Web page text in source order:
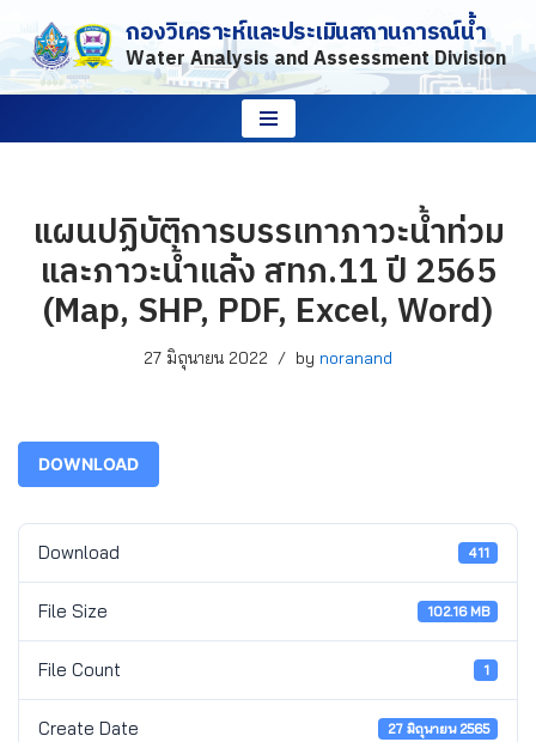
Skip
to
กองวิเคราะห์และประเมินสถานการณ์น้ำ
Water Analysis and Assessment Division
แผนปฏิบัติการบรรเทาภาวะน้ำท่วม
และภาวะน้ำแล้ง สทภ.11 ปี 2565
(Map, SHP, PDF, Excel, Word)
27 มิถุนายน 2022 by noranand
DOWNLOAD
Download 411
File Size 102.16 MB
File Count 1
Create Date 27 มิถุนายน 2565